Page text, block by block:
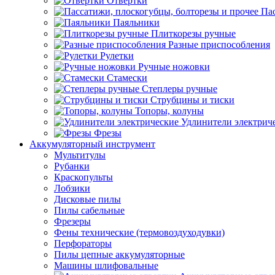
Паяльники
Плиткорезы ручные
Разные приспособления
Рулетки
Ручные ножовки
Стамески
Степлеры ручные
Струбцины и тиски
Топоры, колуны
Удлинители
Фрезы
Аккумуляторный инструмент
Мультитулы
Рубанки
Краскопульты
Лобзики
Дисковые пилы
Пилы сабельные
Фрезеры
Фены технические (термовоздуходувки)
Перфораторы
Пилы цепные аккумуляторные
Машины шлифовальные